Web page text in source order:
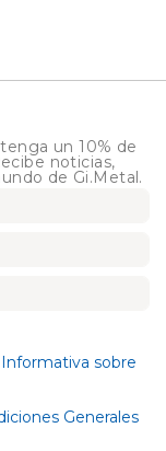
un 10% de
noticias,
de Gi.Metal.
sobre
Generales